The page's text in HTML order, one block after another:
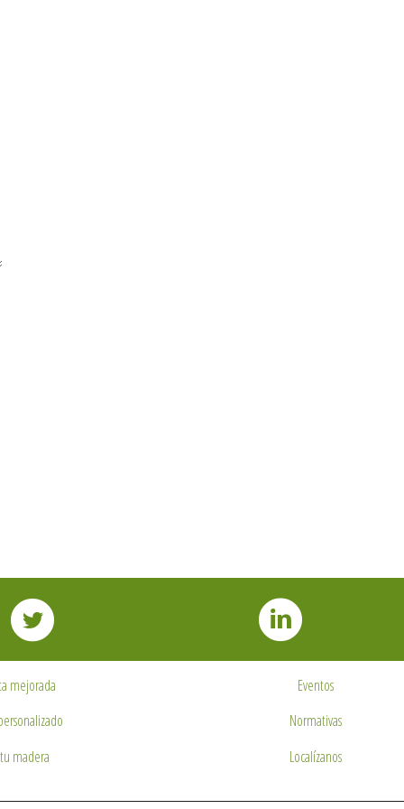
mejorada
madera
Eventos
Normativas
Localízanos